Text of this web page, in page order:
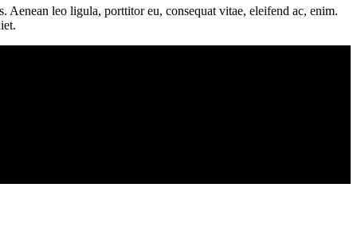
leo ligula, porttitor eu, consequat vitae, eleifend ac, enim.